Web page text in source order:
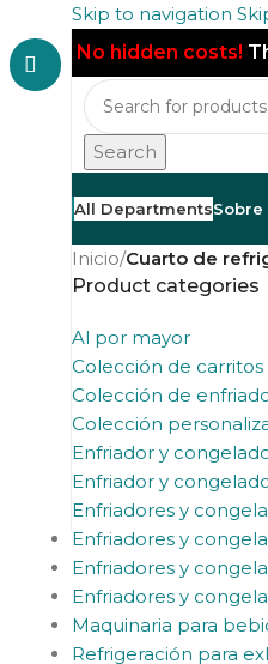
Skip to navigation
No hidden costs!
Search
All DepartmentsSobre
Inicio/Cuarto de
Product categories
Al por mayor
Colección de
Colección de
Colección
Enfriador y
Enfriador y
Enfriadores y
Enfriadores y
Enfriadores y
Enfriadores y
Maquinaria para
Refrigeración para